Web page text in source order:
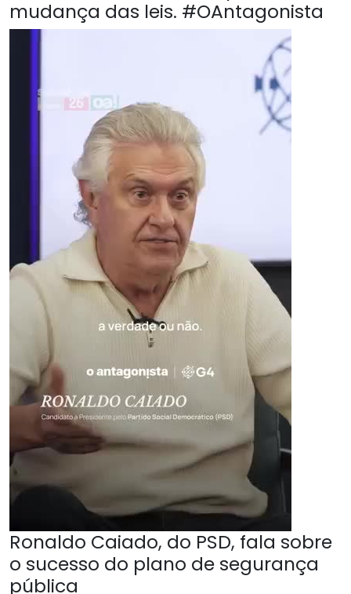
mudança das leis. #OAntagonista
Ronaldo Caiado, do PSD, fala sobre
o sucesso do plano de segurança
pública